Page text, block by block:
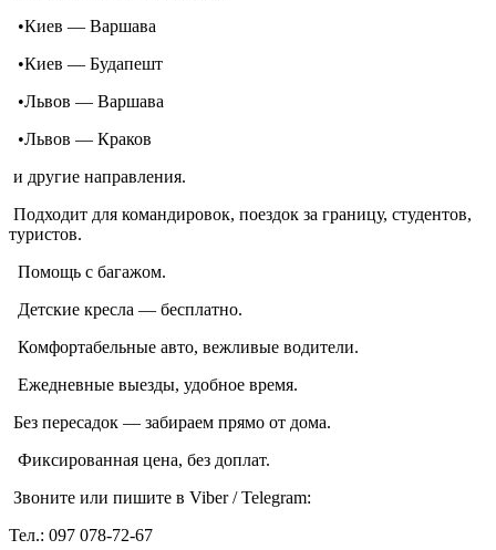
•Киев — Варшава
•Киев — Будапешт
•Львов — Варшава
•Львов — Краков
и другие направления.
Подходит для командировок, поездок за границу, студентов,
туристов.
Помощь с багажом.
Детские кресла — бесплатно.
Комфортабельные авто, вежливые водители.
Ежедневные выезды, удобное время.
Без пересадок — забираем прямо от дома.
Фиксированная цена, без доплат.
Звоните или пишите в Viber / Telegram:
Тел.: 097 078-72-67